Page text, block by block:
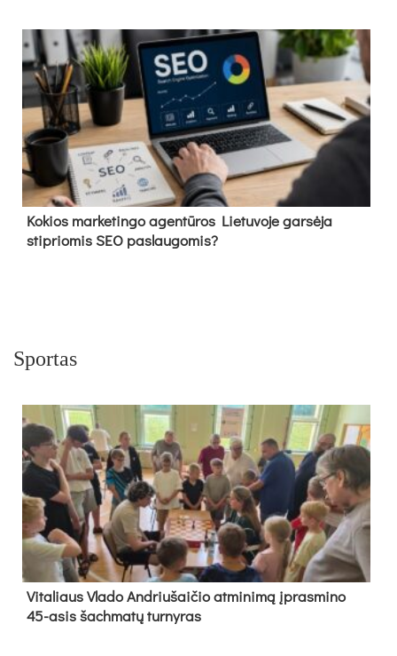
Kokios marketingo agentūros Lietuvoje garsėja
stipriomis SEO paslaugomis?
Sportas
Vi­ta­liaus Vla­do And­riu­šai­čio at­mi­ni­mą įpras­mi­no
45-asis šach­ma­tų tur­ny­ras